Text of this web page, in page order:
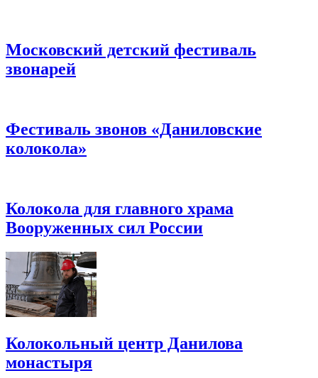
Московский детский фестиваль
звонарей
Фестиваль звонов «Даниловские
колокола»
Колокола для главного храма
Вооруженных сил России
Колокольный центр Данилова
монастыря